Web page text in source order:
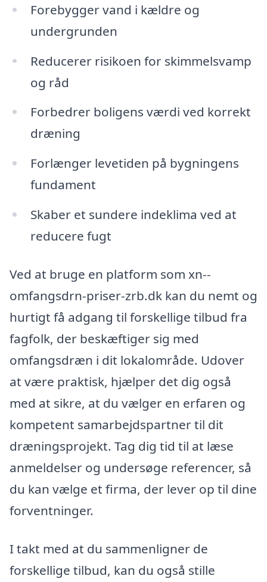
Forebygger vand i kældre og
undergrunden
Reducerer risikoen for skimmelsvamp
og råd
Forbedrer boligens værdi ved korrekt
dræning
Forlænger levetiden på bygningens
fundament
Skaber et sundere indeklima ved at
reducere fugt
Ved at bruge en platform som xn--
omfangsdrn-priser-zrb.dk kan du nemt og
hurtigt få adgang til forskellige tilbud fra
fagfolk, der beskæftiger sig med
omfangsdræn i dit lokalområde. Udover
at være praktisk, hjælper det dig også
med at sikre, at du vælger en erfaren og
kompetent samarbejdspartner til dit
dræningsprojekt. Tag dig tid til at læse
anmeldelser og undersøge referencer, så
du kan vælge et firma, der lever op til dine
forventninger.
I takt med at du sammenligner de
forskellige tilbud, kan du også stille